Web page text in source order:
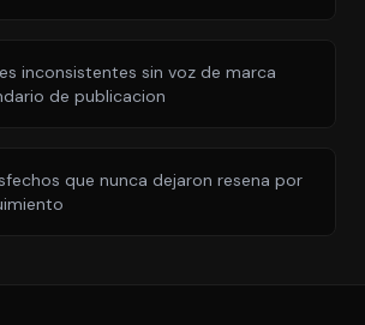
inconsistentes sin voz de marca
de publicacion
que nunca dejaron resena por